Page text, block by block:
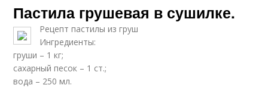
Пастила грушевая в сушилке.
Рецепт пастилы из груш
Ингредиенты:
груши – 1 кг;
сахарный песок – 1 ст.;
вода – 250 мл.